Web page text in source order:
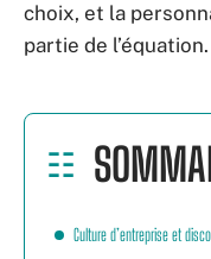
choix, et la
partie de l’équation.
Culture d’entreprise et